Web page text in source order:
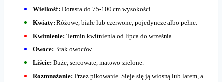
Wielkość: Dorasta do 75-100 cm wysokości.
Kwiaty: Różowe, białe lub czerwone, pojedyncze albo pełne.
Kwitnienie: Termin kwitnienia od lipca do września.
Owoce: Brak owoców.
Liście: Duże, sercowate, matowo-zielone.
Rozmnażanie: Przez pikowanie. Sieje się ją wiosną lub latem, a